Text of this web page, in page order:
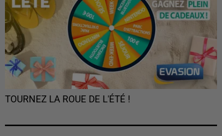
TOURNEZ LA ROUE DE L'ÉTÉ !